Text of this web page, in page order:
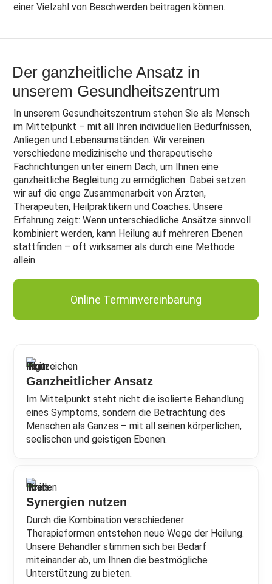
einer Vielzahl von Beschwerden beitragen können.
Der ganzheitliche Ansatz in
unserem Gesundheitszentrum
In unserem Gesundheitszentrum stehen Sie als Mensch
im Mittelpunkt – mit all Ihren individuellen Bedürfnissen,
Anliegen und Lebensumständen. Wir vereinen
verschiedene medizinische und therapeutische
Fachrichtungen unter einem Dach, um Ihnen eine
ganzheitliche Begleitung zu ermöglichen. Dabei setzen
wir auf die enge Zusammenarbeit von Ärzten,
Therapeuten, Heilpraktikern und Coaches. Unsere
Erfahrung zeigt: Wenn unterschiedliche Ansätze sinnvoll
kombiniert werden, kann Heilung auf mehreren Ebenen
stattfinden – oft wirksamer als durch eine Methode
allein.
Online Terminvereinbarung
Ganzheitlicher Ansatz
Im Mittelpunkt steht nicht die isolierte Behandlung
eines Symptoms, sondern die Betrachtung des
Menschen als Ganzes – mit all seinen körperlichen,
seelischen und geistigen Ebenen.
Synergien nutzen
Durch die Kombination verschiedener
Therapieformen entstehen neue Wege der Heilung.
Unsere Behandler stimmen sich bei Bedarf
miteinander ab, um Ihnen die bestmögliche
Unterstützung zu bieten.